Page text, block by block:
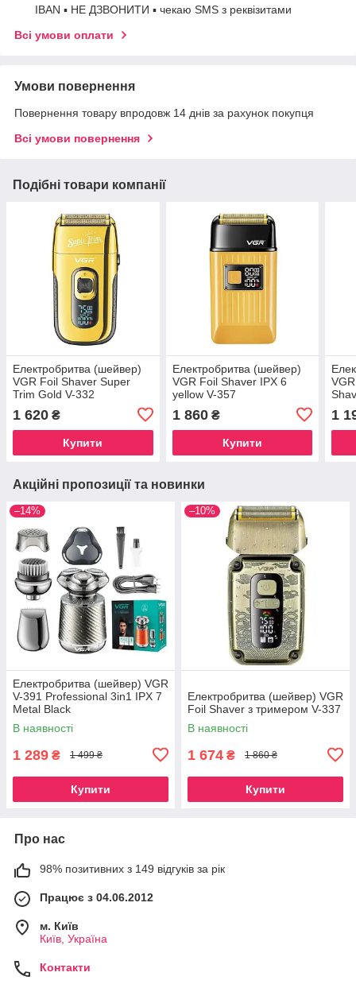
IBAN ▪ НЕ ДЗВОНИТИ ▪ чекаю SMS з реквізитами
Всі умови оплати
Умови повернення
Повернення товару впродовж 14 днів за рахунок покупця
Всі умови повернення
Подібні товари компанії
Електробритва (шейвер)
VGR Foil Shaver Super
Trim Gold V-332
1 620 ₴
Купити
Електробритва (шейвер)
VGR Foil Shaver IPX 6
yellow V-357
1 860₴
Купити
1
Акційні пропозиції та новинки
–14%
Електробритва (шейвер) VGR
V-391 Professional 3in1 IPX 7
Metal Black
В наявності
1 289 ₴ 1 499 ₴
Купити
–10%
Електробритва (шейвер) VGR
Foil Shaver з тримером V-337
В наявності
1 674 ₴ 1 860 ₴
Купити
Про нас
98% позитивних з 149 відгуків за рік
Працює з 04.06.2012
м. Київ
Київ, Україна
Контакти